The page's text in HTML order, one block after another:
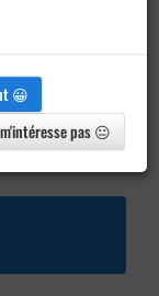
😀
pas 😐